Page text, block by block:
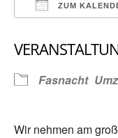
ZUM
Fasnacht
Wir nehmen am